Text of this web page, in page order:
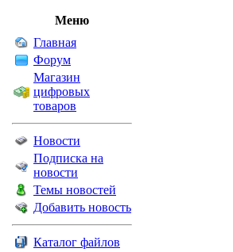
Меню
Главная
Форум
Магазин
цифровых
товаров
Новости
Подписка на
новости
Темы новостей
Добавить новость
Каталог файлов